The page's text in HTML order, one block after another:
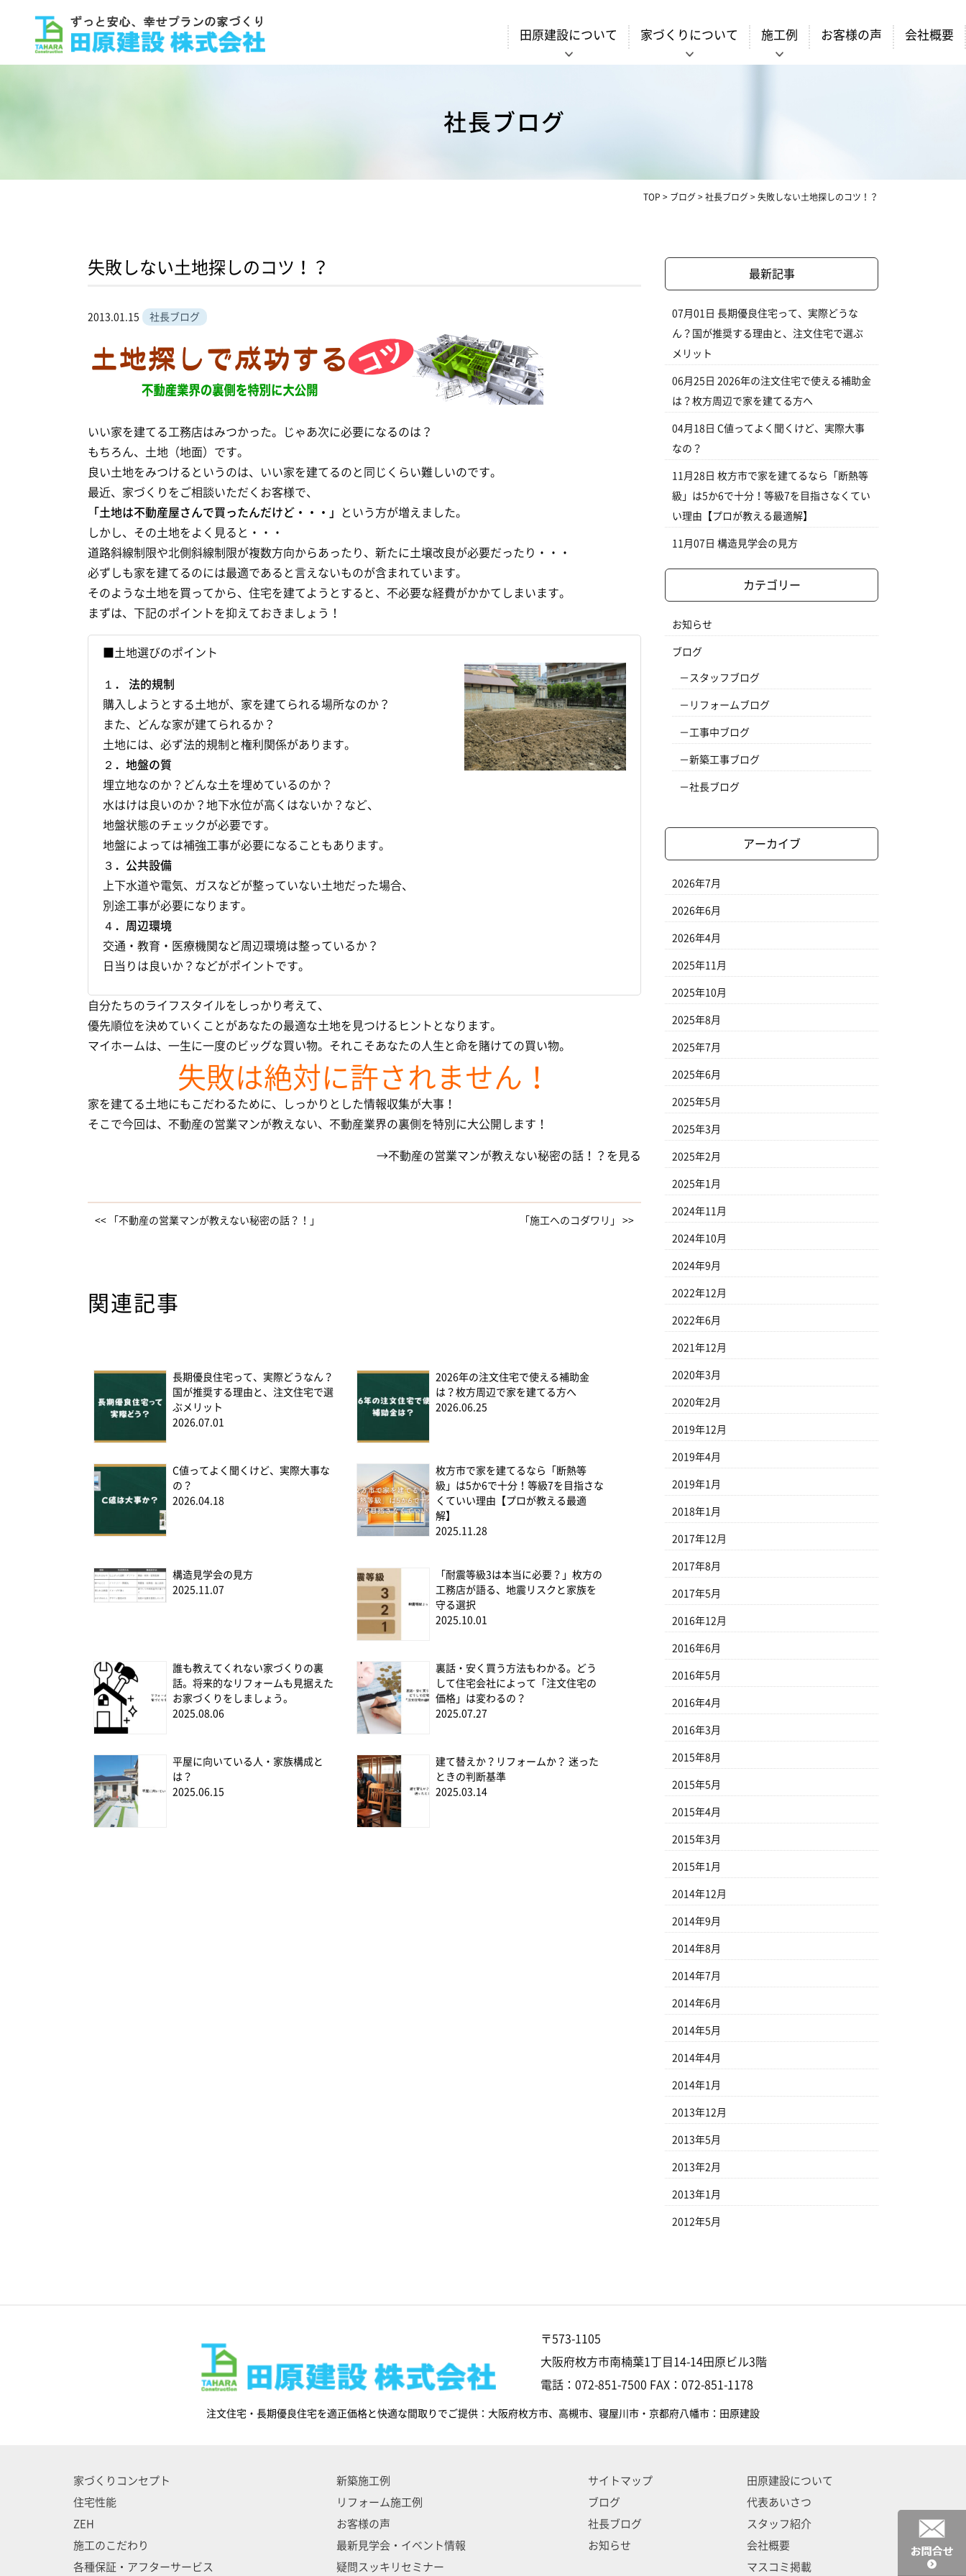
田原建設について 家づくりについて 施工例 お客様の声 会社概要
社長ブログ
TOP > ブログ > 社長ブログ > 失敗しない土地探しのコツ！？
失敗しない土地探しのコツ！？
2013.01.15 社長ブログ
いい家を建てる工務店はみつかった。じゃあ次に必要になるのは？
もちろん、土地（地面）です。
良い土地をみつけるというのは、いい家を建てるのと同じくらい難しいのです。
最近、家づくりをご相談いただくお客様で、
「土地は不動産屋さんで買ったんだけど・・・」
という方が増えました。
しかし、その土地をよく見ると・・・
道路斜線制限や北側斜線制限が複数方向からあったり、新たに土壌改良が必要だったり・・・
必ずしも家を建てるのには最適であると言えないものが含まれています。
そのような土地を買ってから、住宅を建てようとすると、不必要な経費がかかてしまいます。
まずは、下記のポイントを抑えておきましょう！
■土地選びのポイント
１． 法的規制
購入しようとする土地が、家を建てられる場所なのか？
また、どんな家が建てられるか？
土地には、必ず法的規制と権利関係があります。
２．地盤の質
埋立地なのか？どんな土を埋めているのか？
水はけは良いのか？地下水位が高くはないか？など、
地盤状態のチェックが必要です。
地盤によっては補強工事が必要になることもあります。
３．公共設備
上下水道や電気、ガスなどが整っていない土地だった場合、
別途工事が必要になります。
４．周辺環境
交通・教育・医療機関など周辺環境は整っているか？
日当りは良いか？などがポイントです。
自分たちのライフスタイルをしっかり考えて、
優先順位を決めていくことがあなたの最適な土地を見つけるヒントとなります。
マイホームは、一生に一度のビッグな買い物。それこそあなたの人生と命を賭けての買い物。
失敗は絶対に許されません！
家を建てる土地にもこだわるために、しっかりとした情報収集が大事！
そこで今回は、不動産の営業マンが教えない、不動産業界の裏側を特別に大公開します！
→不動産の営業マンが教えない秘密の話！？を見る
<< 「不動産の営業マンが教えない秘密の話？！」 「施工へのコダワリ」 >>
関連記事
長期優良住宅って、実際どうなん？
国が推奨する理由と、注文住宅で選
ぶメリット
2026.07.01
2026年の注文住宅で使える補助金
は？枚方周辺で家を建てる方へ
2026.06.25
C値ってよく聞くけど、実際大事な
の？
2026.04.18
枚方市で家を建てるなら「断熱等
級」は5か6で十分！等級7を目指さな
くていい理由【プロが教える最適
解】
2025.11.28
構造見学会の見方
2025.11.07
「耐震等級3は本当に必要？」枚方の
工務店が語る、地震リスクと家族を
守る選択
2025.10.01
誰も教えてくれない家づくりの裏
話。将来的なリフォームも見据えた
お家づくりをしましょう。
2025.08.06
裏話・安く買う方法もわかる。どう
して住宅会社によって「注文住宅の
価格」は変わるの？
2025.07.27
平屋に向いている人・家族構成と
は？
2025.06.15
建て替えか？リフォームか？ 迷った
ときの判断基準
2025.03.14
最新記事
07月01日 長期優良住宅って、実際どうな
ん？国が推奨する理由と、注文住宅で選ぶ
メリット
06月25日 2026年の注文住宅で使える補助金
は？枚方周辺で家を建てる方へ
04月18日 C値ってよく聞くけど、実際大事
なの？
11月28日 枚方市で家を建てるなら「断熱等
級」は5か6で十分！等級7を目指さなくてい
い理由【プロが教える最適解】
11月07日 構造見学会の見方
カテゴリー
お知らせ
ブログ
スタッフブログ
リフォームブログ
工事中ブログ
新築工事ブログ
社長ブログ
アーカイブ
2026年7月
2026年6月
2026年4月
2025年11月
2025年10月
2025年8月
2025年7月
2025年6月
2025年5月
2025年3月
2025年2月
2025年1月
2024年11月
2024年10月
2024年9月
2022年12月
2022年6月
2021年12月
2020年3月
2020年2月
2019年12月
2019年4月
2019年1月
2018年1月
2017年12月
2017年8月
2017年5月
2016年12月
2016年6月
2016年5月
2016年4月
2016年3月
2015年8月
2015年5月
2015年4月
2015年3月
2015年1月
2014年12月
2014年9月
2014年8月
2014年7月
2014年6月
2014年5月
2014年4月
2014年1月
2013年12月
2013年5月
2013年2月
2013年1月
2012年5月
〒573-1105
大阪府枚方市南楠葉1丁目14-14田原ビル3階
電話：072-851-7500 FAX：072-851-1178
注文住宅・長期優良住宅を適正価格と快適な間取りでご提供：大阪府枚方市、高槻市、寝屋川市・京都府八幡市：田原建設
家づくりコンセプト
住宅性能
ZEH
施工のこだわり
各種保証・アフターサービス
新築施工例
リフォーム施工例
お客様の声
最新見学会・イベント情報
疑問スッキリセミナー
サイトマップ
ブログ
社長ブログ
お知らせ
田原建設について
代表あいさつ
スタッフ紹介
会社概要
マスコミ掲載